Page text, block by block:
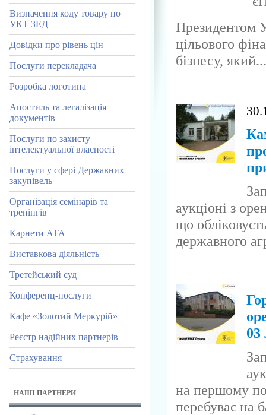
Президентом
цільового
бізнесу, який...
аукціоні з
що
державного
03
на першому
перебуває на
Визначення коду товару по
УКТ ЗЕД
Довідки про рівень цін
Послуги перекладача
Розробка логотипа
Апостиль та легалізація
документів
Послуги по захисту
інтелектуальної власності
Послуги у сфері Державних
закупівель
Організація семінарів та
тренінгів
Карнети АТА
Виставкова діяльність
Третейський суд
Конференц-послуги
Кафе «Золотий Меркурій»
Реєстр надійних партнерів
Страхування
НАШІ ПАРТНЕРИ